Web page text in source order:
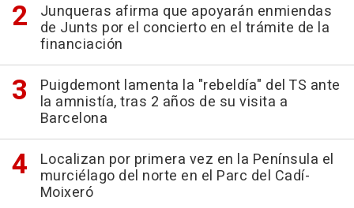
Junqueras afirma que apoyarán enmiendas
de Junts por el concierto en el trámite de la
financiación
Puigdemont lamenta la "rebeldía" del TS ante
la amnistía, tras 2 años de su visita a
Barcelona
Localizan por primera vez en la Península el
murciélago del norte en el Parc del Cadí-
Moixeró